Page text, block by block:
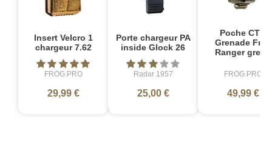
Insert Velcro 1
chargeur 7.62
FROG.PRO
29,99 €
Porte chargeur PA
inside Glock 26
Radar 1957
25,00 €
Poche CTB
Grenade Frag
Ranger green
FROG.PRO
49,99 €